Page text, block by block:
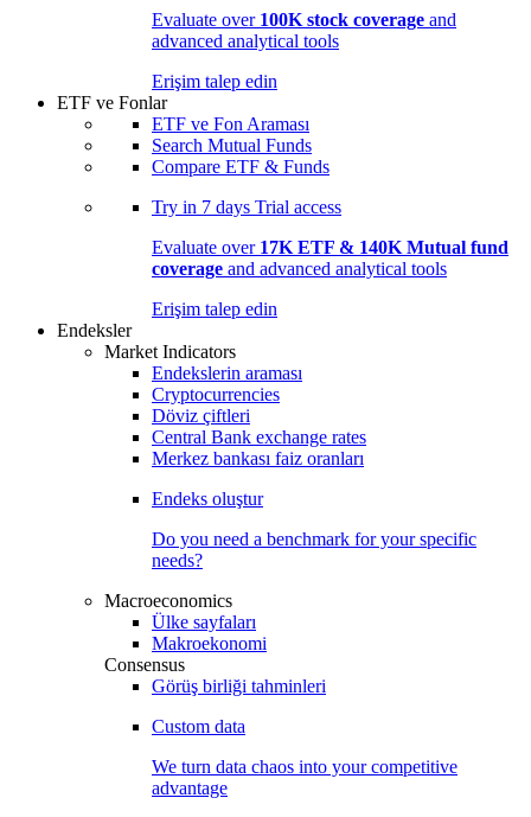
Evaluate over 100K stock coverage and
advanced analytical tools
Erişim talep edin
ETF ve Fonlar
ETF ve Fon Araması
Search Mutual Funds
Compare ETF & Funds
Try in 7 days Trial access
Evaluate over 17K ETF & 140K Mutual fund
coverage and advanced analytical tools
Erişim talep edin
Endeksler
Market Indicators
Endekslerin araması
Cryptocurrencies
Döviz çiftleri
Central Bank exchange rates
Merkez bankası faiz oranları
Endeks oluştur
Do you need a benchmark for your specific
needs?
Macroeconomics
Ülke sayfaları
Makroekonomi
Consensus
Görüş birliği tahminleri
Custom data
We turn data chaos into your competitive
advantage